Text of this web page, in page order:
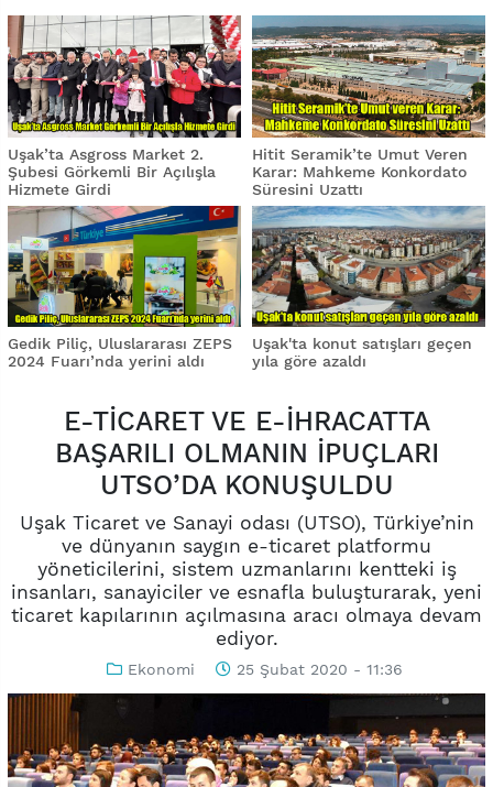
Uşak’ta Asgross Market 2.
Şubesi Görkemli Bir Açılışla
Hizmete Girdi
Hitit Seramik’te Umut Veren
Karar: Mahkeme Konkordato
Süresini Uzattı
Gedik Piliç, Uluslararası ZEPS
2024 Fuarı’nda yerini aldı
Uşak'ta konut satışları geçen
yıla göre azaldı
E-TİCARET VE E-İHRACATTA
BAŞARILI OLMANIN İPUÇLARI
UTSO’DA KONUŞULDU
Uşak Ticaret ve Sanayi odası (UTSO), Türkiye’nin
ve dünyanın saygın e-ticaret platformu
yöneticilerini, sistem uzmanlarını kentteki iş
insanları, sanayiciler ve esnafla buluşturarak, yeni
ticaret kapılarının açılmasına aracı olmaya devam
ediyor.
Ekonomi 25 Şubat 2020 - 11:36